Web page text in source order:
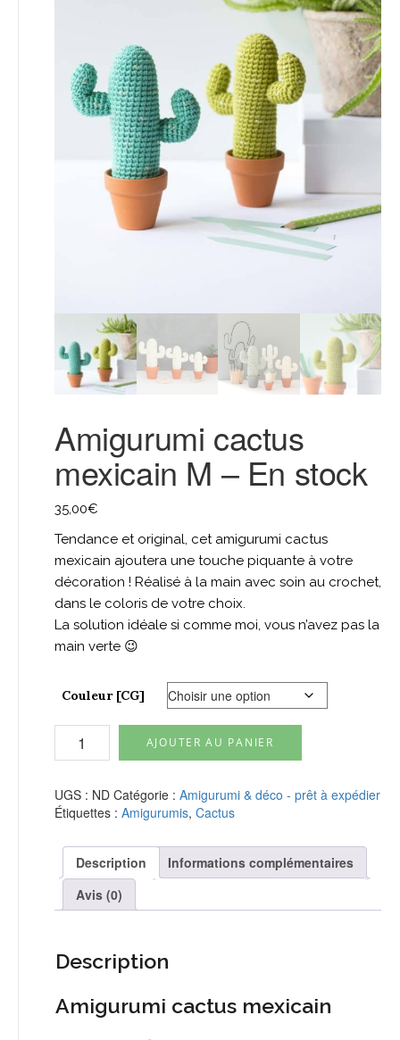
Amigurumi cactus
mexicain M – En stock
35,00€
Tendance et original, cet amigurumi cactus
mexicain ajoutera une touche piquante à votre
décoration ! Réalisé à la main avec soin au crochet,
dans le coloris de votre choix.
La solution idéale si comme moi, vous n’avez pas la
main verte 😉
Couleur [CG]
cactus
mexicain
M
stock
AJOUTER AU PANIER
UGS : ND Catégorie : Amigurumi & déco - prêt à expédier
Étiquettes : Amigurumis, Cactus
Description
Informations complémentaires
Avis (0)
Description
Amigurumi cactus mexicain